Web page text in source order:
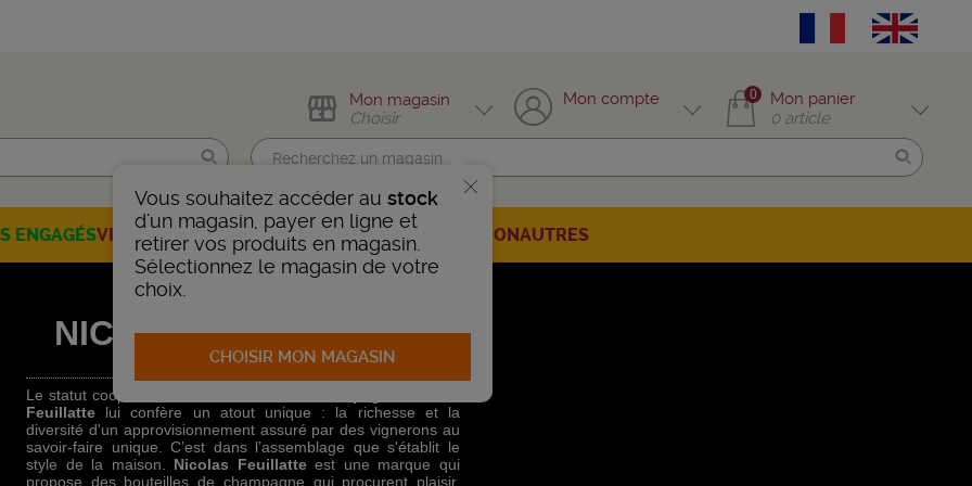
Trouvez-moi !
Mon magasin
Choisir
Vous souhaitez accéder au stock
d'un magasin, payer en ligne et
retirer vos produits en magasin.
Sélectionnez le magasin de votre
choix.
CHOISIR MON MAGASIN
Mon compte 0
Mon panier
0 article
ENGAGÉSVINSCHAMPAGNESSPIRITUEUXBIÈRES SÉLECTIONAUTRES
NICOLAS FEUILLATTE
Le statut coopératif du Centre Vinicole -
Feuillatte lui confère un atout unique : la richesse et la
diversité d'un approvisionnement assuré par des vignerons au
savoir-faire unique. C’est dans l’assemblage que s'établit le
style de la maison. Nicolas Feuillatteest une marque qui
propose des bouteilles de champagne qui procurent plaisir,